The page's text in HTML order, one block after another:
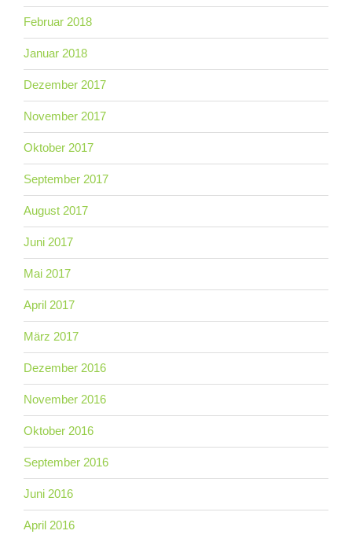
Februar 2018
Januar 2018
Dezember 2017
November 2017
Oktober 2017
September 2017
August 2017
Juni 2017
Mai 2017
April 2017
März 2017
Dezember 2016
November 2016
Oktober 2016
September 2016
Juni 2016
April 2016